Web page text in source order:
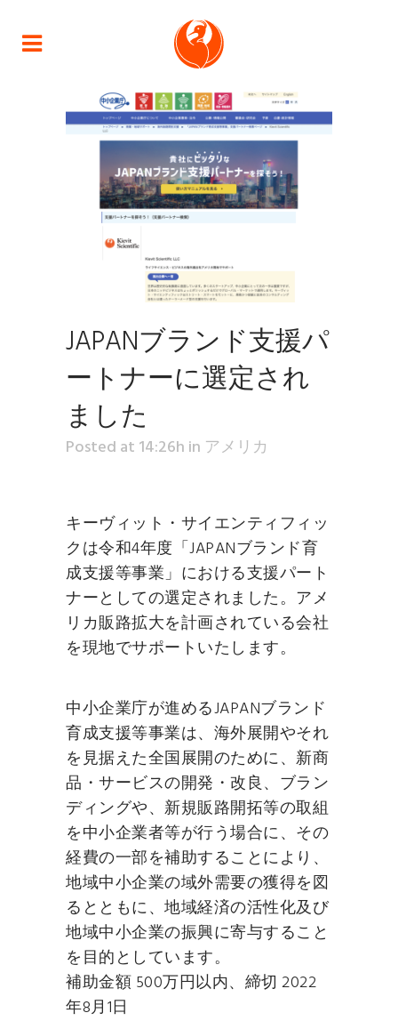
JAPANブランド支援パ
ートナーに選定され
ました
Posted at 14:26h in アメリカ
キーヴィット・サイエンティフィッ
クは令和4年度「JAPANブランド育
成支援等事業」における支援パート
ナーとしての選定されました。アメ
リカ販路拡大を計画されている会社
を現地でサポートいたします。
中小企業庁が進めるJAPANブランド
育成支援等事業は、海外展開やそれ
を見据えた全国展開のために、新商
品・サービスの開発・改良、ブラン
ディングや、新規販路開拓等の取組
を中小企業者等が行う場合に、その
経費の一部を補助することにより、
地域中小企業の域外需要の獲得を図
るとともに、地域経済の活性化及び
地域中小企業の振興に寄与すること
を目的としています。
補助金額 500万円以内、締切 2022
年8月1日